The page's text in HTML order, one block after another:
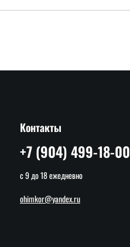
Контакты
+7 (904) 499-18-00
с 9 до 18 ежедневно
ohimkor@yandex.ru